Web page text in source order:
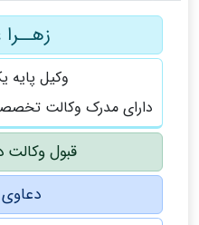
وكيل پايه
دارای مدرک وکالت
قبول وكالت